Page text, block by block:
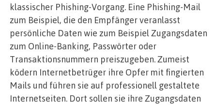
klassischer Phishing-Vorgang. Eine Phishing-Mail
zum Beispiel, die den Empfänger veranlasst
persönliche Daten wie zum Beispiel Zugangsdaten
zum Online-Banking, Passwörter oder
Transaktionsnummern preiszugeben. Zumeist
ködern Internetbetrüger ihre Opfer mit fingierten
Mails und führen sie auf professionell gestaltete
Internetseiten. Dort sollen sie ihre Zugangsdaten